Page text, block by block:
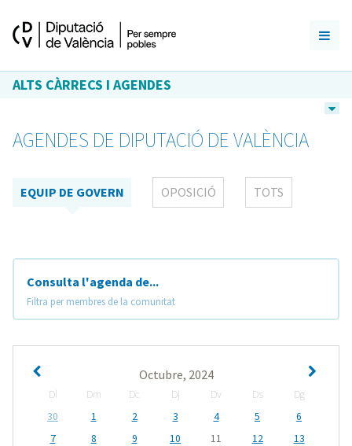
ALTS CÀRRECS I AGENDES
AGENDES DE DIPUTACIÓ DE VALÈNCIA
EQUIP DE GOVERN OPOSICIÓ TOTS
Consulta l'agenda de...
Filtra per membres de la comunitat
Octubre, 2024
Dl Dm Dc Dj Dv Ds
Dg
30
1 2 3 4 5
6
7
8 9 10 11 12
13